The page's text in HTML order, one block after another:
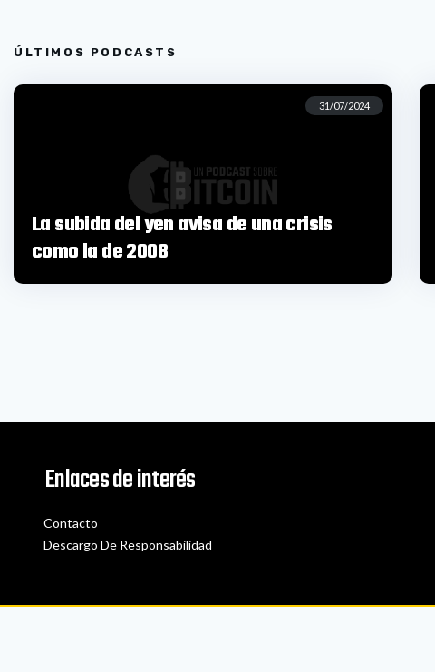
ÚLTIMOS PODCASTS
31/07/2024
La subida del yen avisa de una crisis
como la de 2008
Enlaces de interés
Contacto
Descargo De Responsabilidad